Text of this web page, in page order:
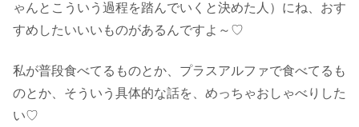
ゃんとこういう過程を踏んでいくと決めた人）にね、おす
すめしたいいいものがあるんですよ～♡
私が普段食べてるものとか、プラスアルファで食べてるも
のとか、そういう具体的な話を、めっちゃおしゃべりした
い♡